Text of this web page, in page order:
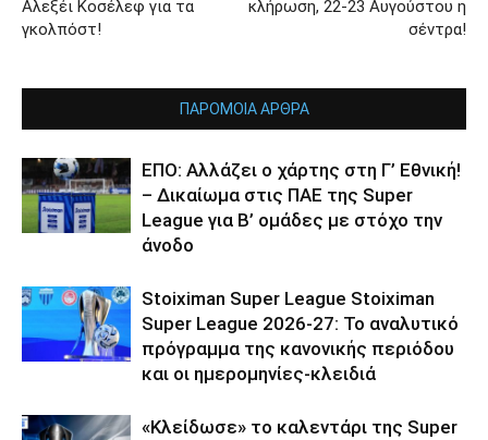
Αλεξέι Κοσέλεφ για τα
γκολπόστ!
κλήρωση, 22-23 Αυγούστου η
σέντρα!
ΠΑΡΟΜΟΙΑ ΑΡΘΡΑ
ΕΠΟ: Αλλάζει ο χάρτης στη Γ’ Εθνική!
– Δικαίωμα στις ΠΑΕ της Super
League για Β’ ομάδες με στόχο την
άνοδο
Stoiximan Super League Stoiximan
Super League 2026-27: Το αναλυτικό
πρόγραμμα της κανονικής περιόδου
και οι ημερομηνίες-κλειδιά
«Κλείδωσε» το καλεντάρι της Super